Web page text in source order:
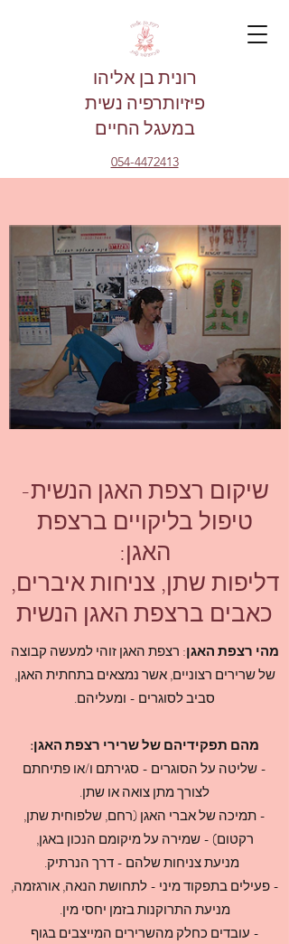
רונית בן אליהו
פיזיותרפיה נשית
במעגל החיים
054-4472413
שיקום רצפת האגן הנשית-
טיפול בליקויים ברצפת
האגן:
דליפות שתן, צניחות איברים,
כאבים ברצפת האגן הנשית
מהי רצפת האגן: רצפת האגן זוהי למעשה קבוצה
של שרירים רצוניים, אשר נמצאים בתחתית האגן,
סביב לסוגרים - ומעליהם.
מהם תפקידיהם של שרירי רצפת האגן:
- שליטה על הסוגרים - סגירתם ו/או פתיחתם
לצורך מתן צואה או שתן.
- תמיכה של אברי האגן (רחם, שלפוחית שתן,
רקטום) - שמירה על מיקומם הנכון באגן,
מניעת צניחות שלהם - דרך הנרתיק.
- פעילים בתפקוד מיני - לתחושת הנאה, אורגזמה,
מניעת התרוקנות בזמן יחסי מין.
- עובדים כחלק מהשרירים המייצבים בגוף